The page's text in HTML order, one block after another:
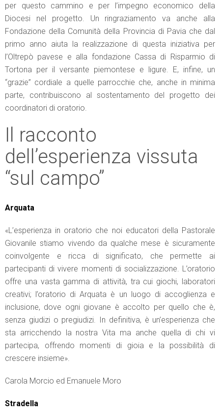
per questo cammino e per l’impegno economico della
Diocesi nel progetto. Un ringraziamento va anche alla
Fondazione della Comunità della Provincia di Pavia che dal
primo anno aiuta la realizzazione di questa iniziativa per
l’Oltrepò pavese e alla fondazione Cassa di Risparmio di
Tortona per il versante piemontese e ligure. E, infine, un
“grazie” cordiale a quelle parrocchie che, anche in minima
parte, contribuiscono al sostentamento del progetto dei
coordinatori di oratorio.
Il racconto
dell’esperienza vissuta
“sul campo”
Arquata
«L’esperienza in oratorio che noi educatori della Pastorale
Giovanile stiamo vivendo da qualche mese è sicuramente
coinvolgente e ricca di significato, che permette ai
partecipanti di vivere momenti di socializzazione. L’oratorio
offre una vasta gamma di attività, tra cui giochi, laboratori
creativi; l’oratorio di Arquata è un luogo di accoglienza e
inclusione, dove ogni giovane è accolto per quello che è,
senza giudizi o pregiudizi. In definitiva, è un’esperienza che
sta arricchendo la nostra Vita ma anche quella di chi vi
partecipa, offrendo momenti di gioia e la possibilità di
crescere insieme».
Carola Morcio ed Emanuele Moro
Stradella